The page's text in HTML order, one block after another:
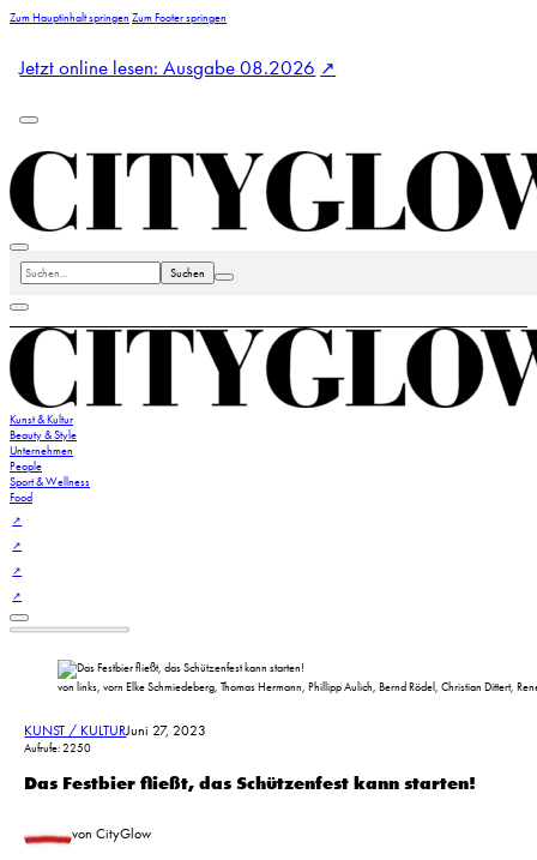
Zum Hauptinhalt springen Zum Footer springen
Jetzt online lesen: Ausgabe 08.2026
Suchen
Kunst & Kultur
Beauty & Style
Unternehmen
People
Sport & Wellness
Food
von links, vorn Elke Schmiedeberg, Thomas Hermann, Phillipp Aulich, Bernd Rödel, Christian Dittert,
KUNST / KULTURJuni 27, 2023
Aufrufe: 2250
Das Festbier fließt, das Schützenfest kann starten!
von CityGlow